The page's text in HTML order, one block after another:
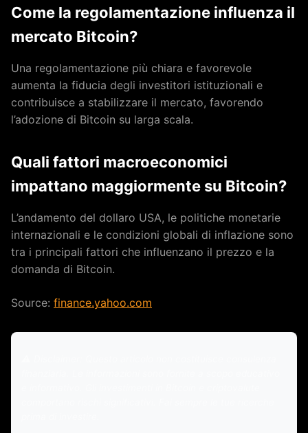
Come la regolamentazione influenza il
mercato Bitcoin?
Una regolamentazione più chiara e favorevole
aumenta la fiducia degli investitori istituzionali e
contribuisce a stabilizzare il mercato, favorendo
l’adozione di Bitcoin su larga scala.
Quali fattori macroeconomici
impattano maggiormente su Bitcoin?
L’andamento del dollaro USA, le politiche monetarie
internazionali e le condizioni globali di inflazione sono
tra i principali fattori che influenzano il prezzo e la
domanda di Bitcoin.
Source: finance.yahoo.com